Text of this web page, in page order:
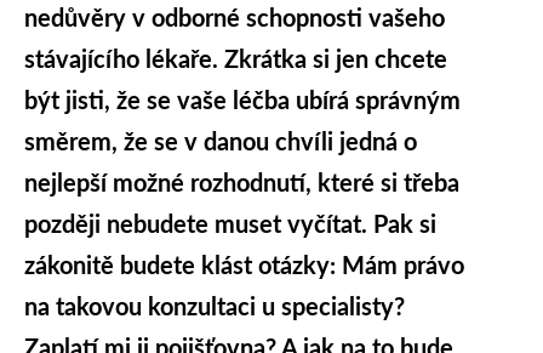
nedůvěry v odborné schopnosti vašeho
stávajícího lékaře. Zkrátka si jen chcete
být jisti, že se vaše léčba ubírá správným
směrem, že se v danou chvíli jedná o
nejlepší možné rozhodnutí, které si třeba
později nebudete muset vyčítat. Pak si
zákonitě budete klást otázky: Mám právo
na takovou konzultaci u specialisty?
Zaplatí mi ji pojišťovna? A jak na to bude